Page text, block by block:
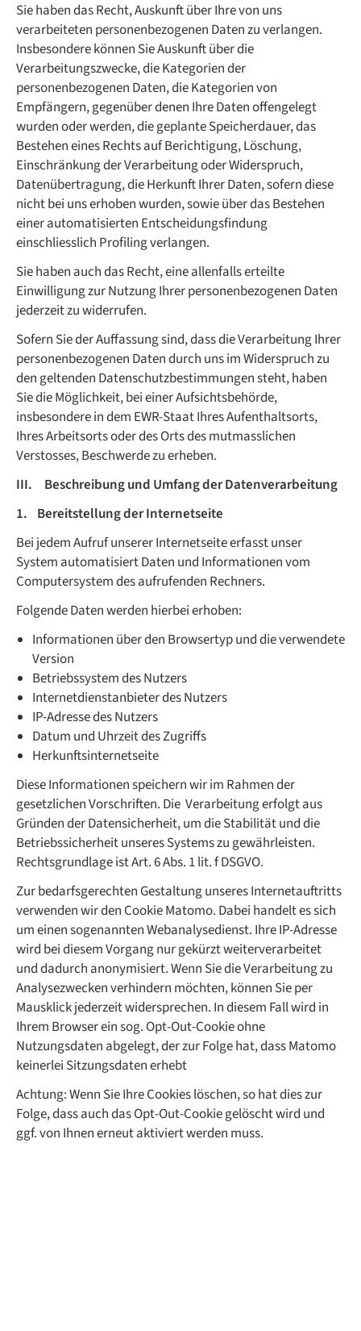
Sie haben das Recht, Auskunft über Ihre von uns
verarbeiteten personenbezogenen Daten zu verlangen.
Insbesondere können Sie Auskunft über die
Verarbeitungszwecke, die Kategorien der
personenbezogenen Daten, die Kategorien von
Empfängern, gegenüber denen Ihre Daten offengelegt
wurden oder werden, die geplante Speicherdauer, das
Bestehen eines Rechts auf Berichtigung, Löschung,
Einschränkung der Verarbeitung oder Widerspruch,
Datenübertragung, die Herkunft Ihrer Daten, sofern diese
nicht bei uns erhoben wurden, sowie über das Bestehen
einer automatisierten Entscheidungsfindung
einschliesslich Profiling verlangen.
Sie haben auch das Recht, eine allenfalls erteilte
Einwilligung zur Nutzung Ihrer personenbezogenen Daten
jederzeit zu widerrufen.
Sofern Sie der Auffassung sind, dass die Verarbeitung Ihrer
personenbezogenen Daten durch uns im Widerspruch zu
den geltenden Datenschutzbestimmungen steht, haben
Sie die Möglichkeit, bei einer Aufsichtsbehörde,
insbesondere in dem EWR-Staat Ihres Aufenthaltsorts,
Ihres Arbeitsorts oder des Orts des mutmasslichen
Verstosses, Beschwerde zu erheben.
III. Beschreibung und Umfang der Datenverarbeitung
1. Bereitstellung der Internetseite
Bei jedem Aufruf unserer Internetseite erfasst unser
System automatisiert Daten und Informationen vom
Computersystem des aufrufenden Rechners.
Folgende Daten werden hierbei erhoben:
Informationen über den Browsertyp und die verwendete
Version
Betriebssystem des Nutzers
Internetdienstanbieter des Nutzers
IP-Adresse des Nutzers
Datum und Uhrzeit des Zugriffs
Herkunftsinternetseite
Diese Informationen speichern wir im Rahmen der
gesetzlichen Vorschriften. Die Verarbeitung erfolgt aus
Gründen der Datensicherheit, um die Stabilität und die
Betriebssicherheit unseres Systems zu gewährleisten.
Rechtsgrundlage ist Art. 6 Abs. 1 lit. f DSGVO.
Zur bedarfsgerechten Gestaltung unseres Internetauftritts
verwenden wir den Cookie Matomo. Dabei handelt es sich
um einen sogenannten Webanalysedienst. Ihre IP-Adresse
wird bei diesem Vorgang nur gekürzt weiterverarbeitet
und dadurch anonymisiert. Wenn Sie die Verarbeitung zu
Analysezwecken verhindern möchten, können Sie per
Mausklick jederzeit widersprechen. In diesem Fall wird in
Ihrem Browser ein sog. Opt-Out-Cookie ohne
Nutzungsdaten abgelegt, der zur Folge hat, dass Matomo
keinerlei Sitzungsdaten erhebt
Achtung: Wenn Sie Ihre Cookies löschen, so hat dies zur
Folge, dass auch das Opt-Out-Cookie gelöscht wird und
ggf. von Ihnen erneut aktiviert werden muss.